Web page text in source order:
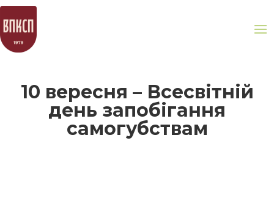
10 вересня – Всесвітній
день запобігання
самогубствам